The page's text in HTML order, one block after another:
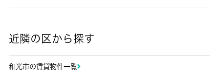
近隣の区から探す
和光市の賃貸物件一覧